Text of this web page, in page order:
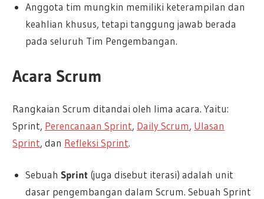
Anggota tim mungkin memiliki keterampilan dan
keahlian khusus, tetapi tanggung jawab berada
pada seluruh Tim Pengembangan.
Acara Scrum
Rangkaian Scrum ditandai oleh lima acara. Yaitu:
Sprint, Perencanaan Sprint, Daily Scrum, Ulasan
Sprint, dan Refleksi Sprint.
Sebuah Sprint(juga disebut iterasi) adalah unit
dasar pengembangan dalam Scrum. Sebuah Sprint